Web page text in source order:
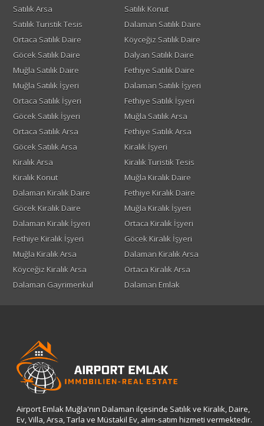
Satılık Arsa
Satılık Konut
Satılık Turistik Tesis
Dalaman Satılık Daire
Ortaca Satılık Daire
Köyceğiz Satılık Daire
Göcek Satılık Daire
Dalyan Satılık Daire
Muğla Satılık Daire
Fethiye Satılık Daire
Muğla Satılık İşyeri
Dalaman Satılık İşyeri
Ortaca Satılık İşyeri
Fethiye Satılık İşyeri
Göcek Satılık İşyeri
Muğla Satılık Arsa
Ortaca Satılık Arsa
Fethiye Satılık Arsa
Göcek Satılık Arsa
Kiralık İşyeri
Kiralık Arsa
Kiralık Turistik Tesis
Kiralık Konut
Muğla Kiralık Daire
Dalaman Kiralık Daire
Fethiye Kiralık Daire
Göcek Kiralık Daire
Muğla Kiralık İşyeri
Dalaman Kiralık İşyeri
Ortaca Kiralık İşyeri
Fethiye Kiralık İşyeri
Göcek Kiralık İşyeri
Muğla Kiralık Arsa
Dalaman Kiralık Arsa
Köyceğiz Kiralık Arsa
Ortaca Kiralık Arsa
Dalaman Gayrimenkul
Dalaman Emlak
Airport Emlak Muğla'nın Dalaman ilçesinde Satılık ve Kiralık, Daire,
Ev, Villa, Arsa, Tarla ve Müstakil Ev, alım-satım hizmeti vermektedir.